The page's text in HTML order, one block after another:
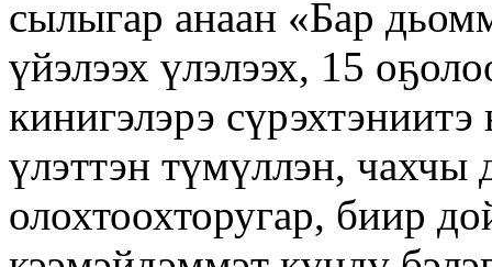
сылыгар анаан «Бар
үйэлээх үлэлээх, 15
кинигэлэрэ
үлэттэн түмүллэн, чахчы
олохтоохторугар, биир